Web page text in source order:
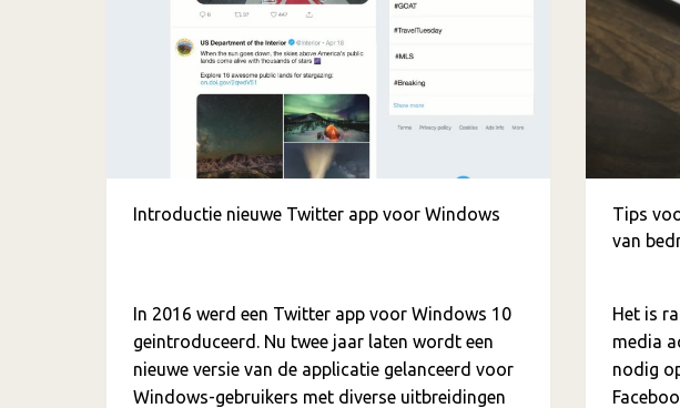
Introductie nieuwe Twitter app voor Windows
In 2016 werd een Twitter app voor Windows 10
geintroduceerd. Nu twee jaar laten wordt een
nieuwe versie van de applicatie gelanceerd voor
Windows-gebruikers met diverse uitbreidingen
Tips
van
Het is
media
nodig